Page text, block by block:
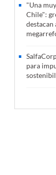
"Una
Chile":
destacan
para